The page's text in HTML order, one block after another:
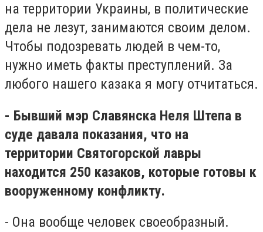
на территории Украины, в политические
дела не лезут, занимаются своим делом.
Чтобы подозревать людей в чем-то,
нужно иметь факты преступлений. За
любого нашего казака я могу отчитаться.
- Бывший мэр Славянска Неля Штепа в
суде давала показания, что на
территории Святогорской лавры
находится 250 казаков, которые готовы к
вооруженному конфликту.
- Она вообще человек своеобразный.